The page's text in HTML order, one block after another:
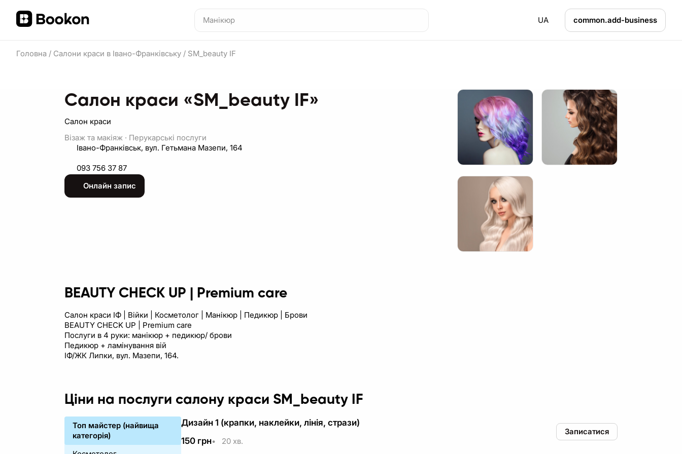
UA common.add-business
Головна / Салони краси в Івано-Франківську / SM_beauty IF
Салон краси «SM_beauty IF»
Салон краси
Візаж та макіяж · Перукарські послуги
Івано-Франківськ, вул. Гетьмана Мазепи, 164
093 756 37 87
Онлайн запис
BEAUTY CHECK UP | Premium care
Салон краси ІФ | Війки | Косметолог | Манікюр | Педикюр | Брови
BEAUTY CHECK UP | Premium care
Послуги в 4 руки: манікюр + педикюр/ брови
Педикюр + ламінування вій
ІФ/ЖК Липки, вул. Мазепи, 164.
Ціни на послуги салону краси SM_beauty IF
Топ майстер (найвища
категорія)
Дизайн 1 (крапки, наклейки, лінія, стрази)
150 грн• 20 хв.
Записатися